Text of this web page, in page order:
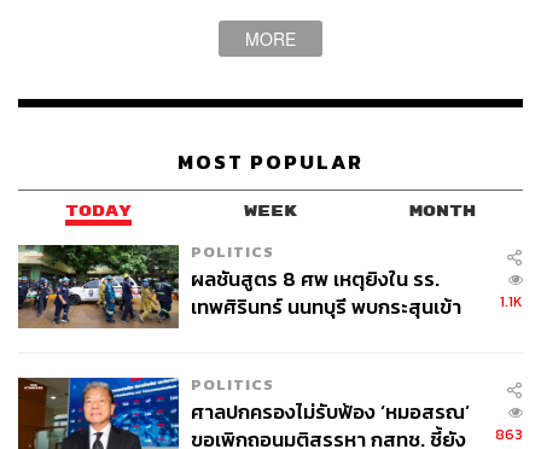
MORE
MOST POPULAR
TODAY WEEK MONTH
POLITICS
ผลชันสูตร 8 ศพ เหตุยิงใน รร.
เทพศิรินทร์ นนทบุรี พบกระสุนเข้า
1.1K
POLITICS
ศาลปกครองไม่รับฟ้อง ‘หมอสรณ’
ขอเพิกถอนมติสรรหา กสทช. ชี้ยัง
863